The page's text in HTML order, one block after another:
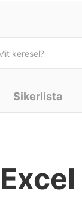
Sikerlista